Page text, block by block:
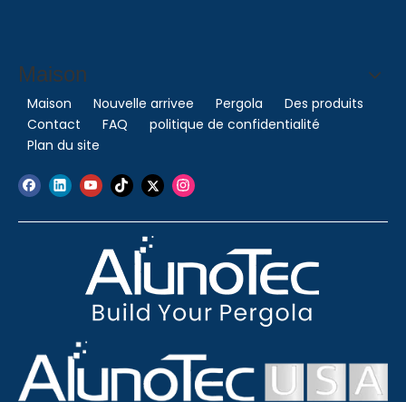
Maison
Maison Nouvelle arrivee Pergola
Des produits
Contact
FAQ
politique de confidentialité
Plan du site